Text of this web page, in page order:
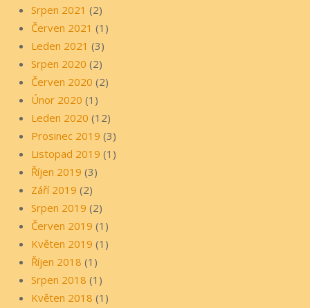
Srpen 2021 (2)
Červen 2021 (1)
Leden 2021 (3)
Srpen 2020 (2)
Červen 2020 (2)
Únor 2020 (1)
Leden 2020 (12)
Prosinec 2019 (3)
Listopad 2019 (1)
Říjen 2019 (3)
Září 2019 (2)
Srpen 2019 (2)
Červen 2019 (1)
Květen 2019 (1)
Říjen 2018 (1)
Srpen 2018 (1)
Květen 2018 (1)